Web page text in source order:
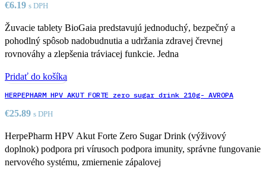
€6.19 s DPH
Žuvacie tablety BioGaia predstavujú jednoduchý, bezpečný a
pohodlný spôsob nadobudnutia a udržania zdravej črevnej
rovnováhy a zlepšenia tráviacej funkcie. Jedna
Pridať do košíka
HERPEPHARM HPV AKUT FORTE zero sugar drink 210g- AVROPA
€25.89 s DPH
HerpePharm HPV Akut Forte Zero Sugar Drink (výživový
doplnok) podpora pri vírusoch podpora imunity, správne fungovanie
nervového systému, zmiernenie zápalovej